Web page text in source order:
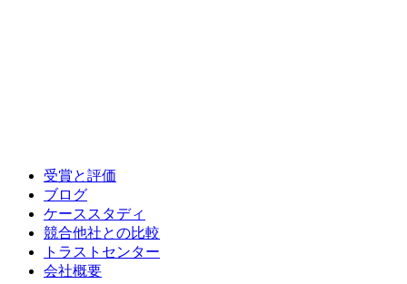
受賞と評価
ブログ
ケーススタディ
競合他社との比較
トラストセンター
会社概要